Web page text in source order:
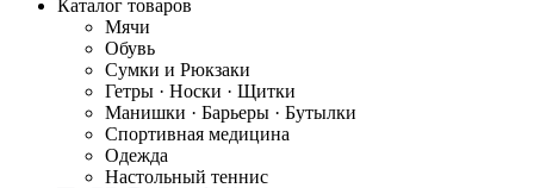
Каталог товаров
Мячи
Обувь
Сумки и Рюкзаки
Гетры · Носки · Щитки
Манишки · Барьеры · Бутылки
Спортивная медицина
Одежда
Настольный теннис